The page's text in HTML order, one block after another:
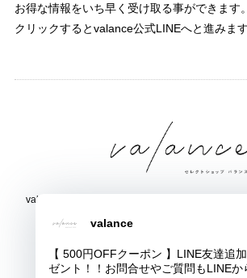
お得な情報をいち早く受け取る事ができます
クリックするとvalance公式LINEへと進みます
valance 福井｜レディース セレクトショップ｜フ
福井県鯖江市三六町1丁目1507